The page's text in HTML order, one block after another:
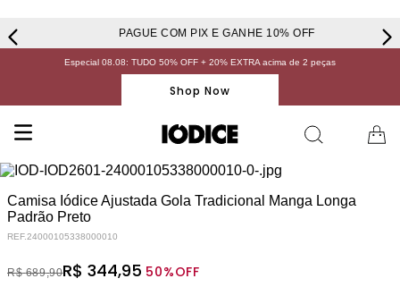
PAGUE COM PIX E GANHE 10% OFF
Especial 08.08: TUDO 50% OFF + 20% EXTRA acima de 2 peças
Shop Now
Camisa Iódice Ajustada Gola Tradicional Manga Longa
Padrão Preto
REF.24000105338000010
R$ 689,90R$ 344,95 50%OFF